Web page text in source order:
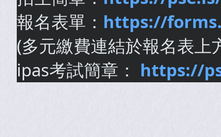
報名表單： https://
(多元繳費連結於報名表上
ipas考試簡章： https://